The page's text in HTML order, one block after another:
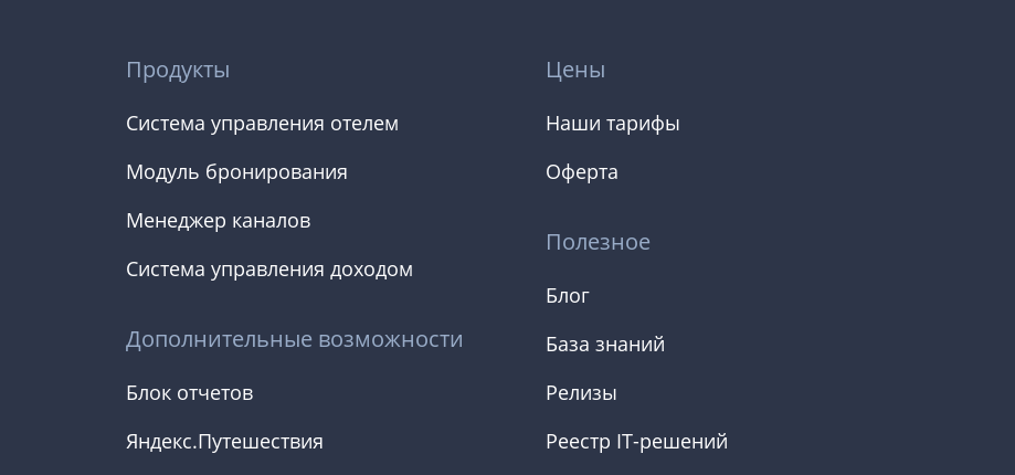
Продукты
Система управления отелем
Модуль бронирования
Менеджер каналов
Система управления доходом
Дополнительные возможности
Блок отчетов
Яндекс.Путешествия
Цены
Наши тарифы
Оферта
Полезное
Блог
База знаний
Релизы
Реестр IT-решений